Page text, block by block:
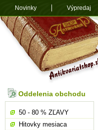
Oddelenia obchodu
50 - 80 % ZĽAVY
Hitovky mesiaca
Novinky Výpredaj